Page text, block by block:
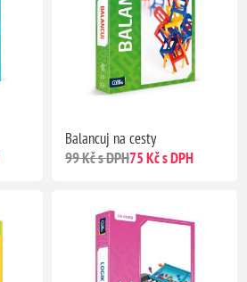
Balancuj na cesty
99 Kč s DPH75 Kč s DPH